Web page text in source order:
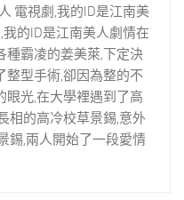
電視劇,我的ID是江南美
我的ID是江南美人劇情在
種霸凌的姜美萊,下定決
整型手術,卻因為整的不
眼光,在大學裡遇到了高
相的高冷校草景錫,意外
錫,兩人開始了一段愛情